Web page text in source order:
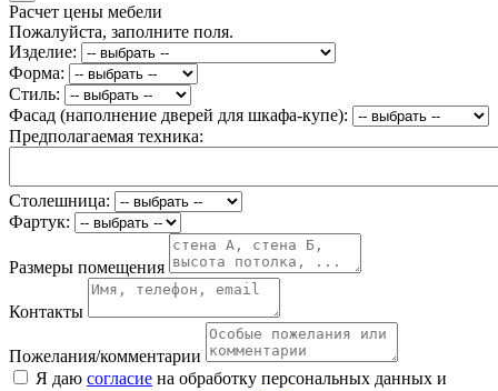
Расчет цены мебели
Пожалуйста, заполните поля.
Изделие:
Форма:
Стиль:
Фасад (наполнение дверей для шкафа-купе):
Предполагаемая техника:
Столешница:
Фартук:
Размеры помещения
Контакты
Пожелания/комментарии
Я даю согласие на обработку персональных данных и